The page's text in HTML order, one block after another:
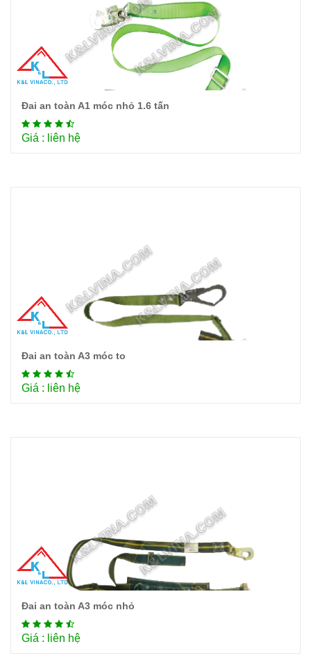
Chi tiết
Đai an toàn A1 móc nhỏ 1.6 tấn
Giá : liên hệ
Đai an toàn A3 móc to
Giá : liên hệ
Đai an toàn A3 móc nhỏ
Giá : liên hệ